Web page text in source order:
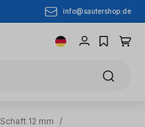
info@sautershop.de
Schaft 12 mm
/